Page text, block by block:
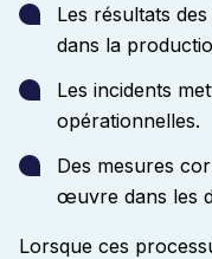
Les résultats
dans la
Les incidents
opérationnelles.
Des mesures
œuvre dans les
Lorsque ces